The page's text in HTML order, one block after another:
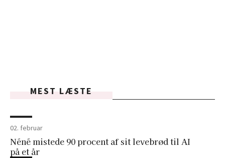
MEST LÆSTE
02. februar
Néné mistede 90 procent af sit levebrød til AI
på et år